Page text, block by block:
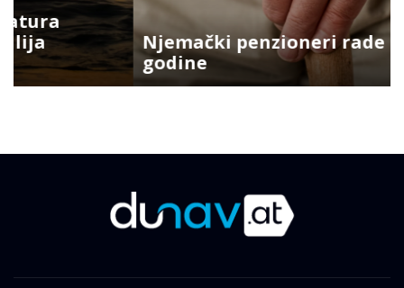
Njemački penzioneri rade i do 74.
godine